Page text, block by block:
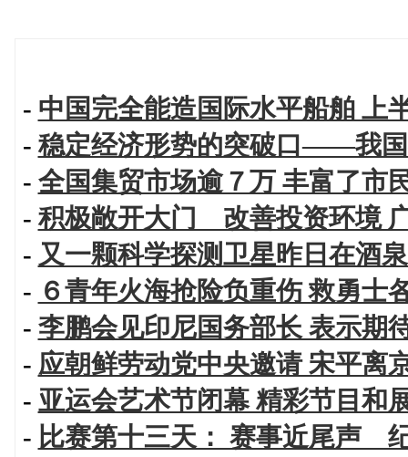
- 中国完全能造国际水平船舶 上
- 稳定经济形势的突破口——我
- 全国集贸市场逾７万 丰富了市
- 积极敞开大门 改善投资环境
- 又一颗科学探测卫星昨日在酒
- ６青年火海抢险负重伤 救勇士
- 李鹏会见印尼国务部长 表示期
- 应朝鲜劳动党中央邀请 宋平离
- 亚运会艺术节闭幕 精彩节目和
- 比赛第十三天： 赛事近尾声